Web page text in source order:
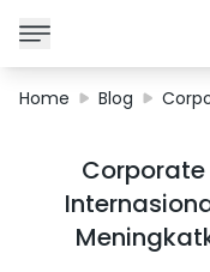
Solusi Perusahaan
Sertifikasi
Program
Tentang Kami
Home Blog